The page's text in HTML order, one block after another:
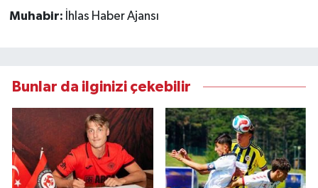
Muhabir: İhlas Haber Ajansı
Bunlar da ilginizi çekebilir